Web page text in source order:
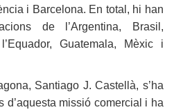
i Barcelona. En total, hi han
de l’Argentina, Brasil,
Guatemala, Mèxic i
Santiago J. Castellà, s’ha
d’aquesta missió comercial i ha